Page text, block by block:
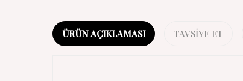
ÜRÜN AÇIKLAMASI TAVSIYE ET